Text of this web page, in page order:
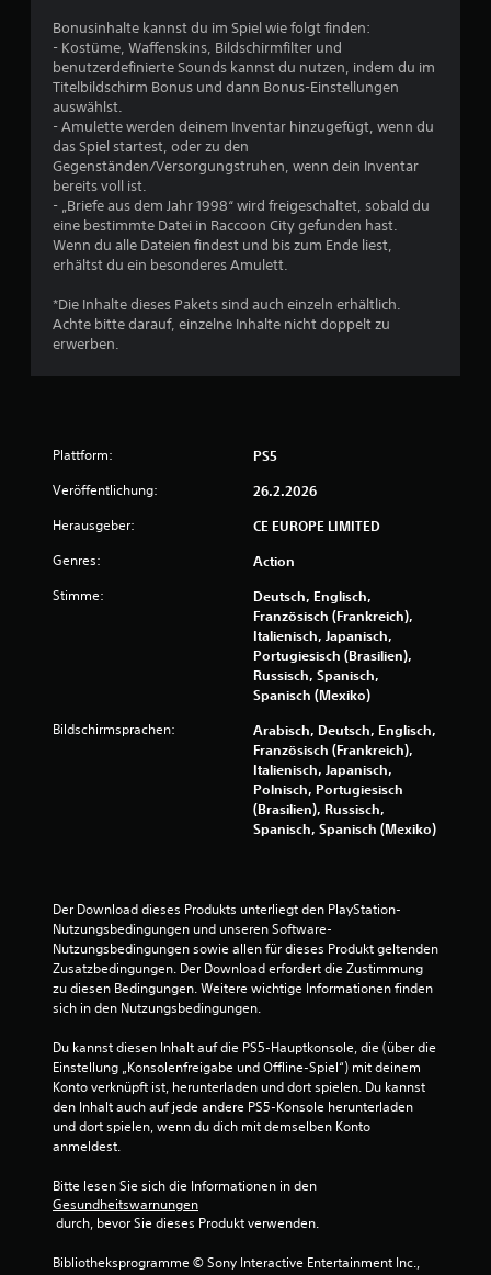
9
v
o
n
t
a
u
9
8
B
w
e
n
Bonusinhalte kannst du im Spiel wie folgt finden:
- Kostüme, Waffenskins, Bildschirmfilter und
benutzerdefinierte Sounds kannst du nutzen, indem du im
Titelbildschirm Bonus und dann Bonus-Einstellungen
auswählst.
- Amulette werden deinem Inventar hinzugefügt, wenn du
das Spiel startest, oder zu den
Gegenständen/Versorgungstruhen, wenn dein Inventar
bereits voll ist.
- „Briefe aus dem Jahr 1998“ wird freigeschaltet, sobald du
eine bestimmte Datei in Raccoon City gefunden hast.
Wenn du alle Dateien findest und bis zum Ende liest,
erhältst du ein besonderes Amulett.
*Die Inhalte dieses Pakets sind auch einzeln erhältlich.
Achte bitte darauf, einzelne Inhalte nicht doppelt zu
erwerben.
Plattform: PS5
Veröffentlichung: 26.2.2026
Herausgeber: CE EUROPE LIMITED
Genres: Action
Stimme:
Deutsch, Englisch,
Französisch (Frankreich),
Italienisch, Japanisch,
Portugiesisch (Brasilien),
Russisch, Spanisch,
Spanisch (Mexiko)
Bildschirmsprachen:
Arabisch, Deutsch, Englisch,
Französisch (Frankreich),
Italienisch, Japanisch,
Polnisch, Portugiesisch
(Brasilien), Russisch,
Spanisch, Spanisch (Mexiko)
Der Download dieses Produkts unterliegt den PlayStation-
Nutzungsbedingungen und unseren Software-
Nutzungsbedingungen sowie allen für dieses Produkt geltenden
Zusatzbedingungen. Der Download erfordert die Zustimmung
zu diesen Bedingungen. Weitere wichtige Informationen finden
sich in den Nutzungsbedingungen.
Du kannst diesen Inhalt auf die PS5-Hauptkonsole, die (über die
Einstellung „Konsolenfreigabe und Offline-Spiel“) mit deinem
Konto verknüpft ist, herunterladen und dort spielen. Du kannst
den Inhalt auch auf jede andere PS5-Konsole herunterladen
und dort spielen, wenn du dich mit demselben Konto
anmeldest.
Bitte lesen Sie sich die Informationen in den
Gesundheitswarnungen
durch, bevor Sie dieses Produkt verwenden.
Bibliotheksprogramme © Sony Interactive Entertainment Inc.,